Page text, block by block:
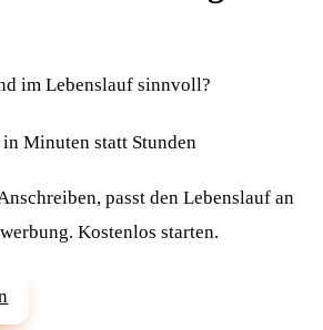
im Lebenslauf sinnvoll?
Minuten statt Stunden
passt den Lebenslauf an
Kostenlos starten.